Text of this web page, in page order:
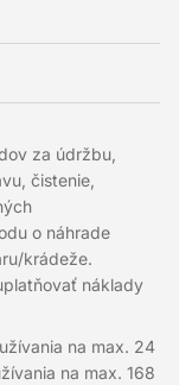
za údržbu,
čistenie,
o náhrade
krádeže.
náklady
na max. 24
na max. 168